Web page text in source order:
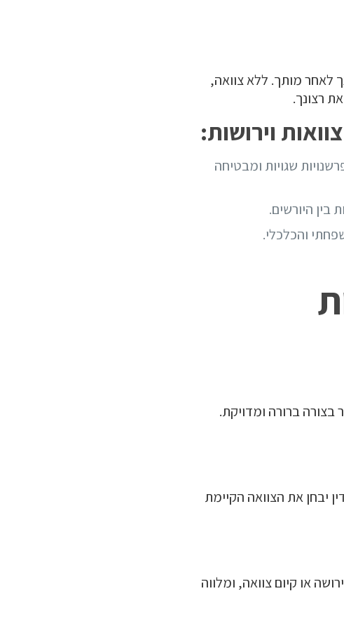
לאחר מותך. ללא צוואה,
רצונך.
וירושות:
שגויות ומבטיחה
בין היורשים.
והכלכלי.
בצורה ברורה ומדויקת.
יבחן את הצוואה הקיימת
או קיום צוואה, ומלווה